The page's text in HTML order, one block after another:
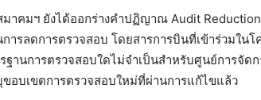
าคมฯ ยังได้ออกร่างคำปฏิญาณ Audit
ารลดการตรวจสอบ โดยสารการบินที่เข้าร่วมในโ
ฐานการตรวจสอบใดไม่จำเป็นสำหรับศูนย์การจัด
อบเขตการตรวจสอบใหม่ที่ผ่านการแก้ไขแล้ว